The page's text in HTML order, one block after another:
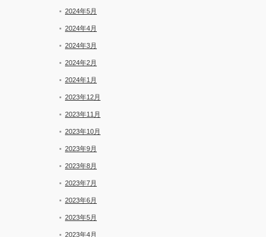
2024年5月
2024年4月
2024年3月
2024年2月
2024年1月
2023年12月
2023年11月
2023年10月
2023年9月
2023年8月
2023年7月
2023年6月
2023年5月
2023年4月